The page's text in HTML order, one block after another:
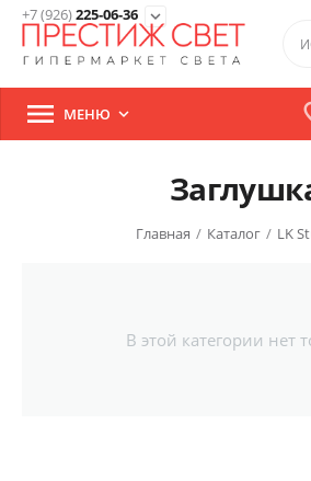
+7 (926)225-06-36 expand_more
 МЕНЮ 
Главная / Каталог / LK
В этой категории нет